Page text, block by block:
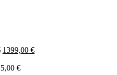
Pôvodná
bola:
1399,00 €Aktuálna
€